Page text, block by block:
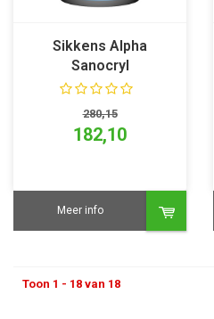
Sikkens Alpha
Sanocryl
280,15
182,10
Meer info
Toon 1 - 18 van 18